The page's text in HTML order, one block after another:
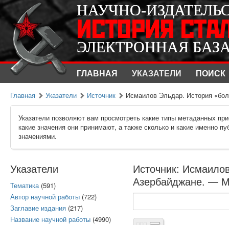
НАУЧНО-
ИСТОРИЯ
ЭЛЕКТРОННАЯ
ГЛАВНАЯ УКАЗАТЕЛИ ПОИСК
НАУЧНО-
ИСТОРИЯ
ЭЛЕКТРОННАЯ
Главная Указатели Источник Исмаилов Эльдар. История
Указатели позволяют вам просмотреть какие типы метаданных
какие значения они принимают, а также сколько и какие именно
значениями.
Указатели
Тематика(591)
Автор научной работы (722)
Заглавие издания (217)
Название научной работы (4990)
Источник:
Азербайджане. —